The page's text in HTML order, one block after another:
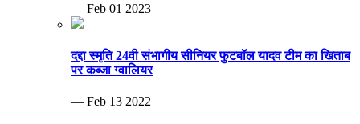
— Feb 01 2023
दद्दा स्मृति 24वी संभागीय सीनियर फुटबॉल यादव टीम का खिताब
पर कब्जा ग्वालियर
— Feb 13 2022